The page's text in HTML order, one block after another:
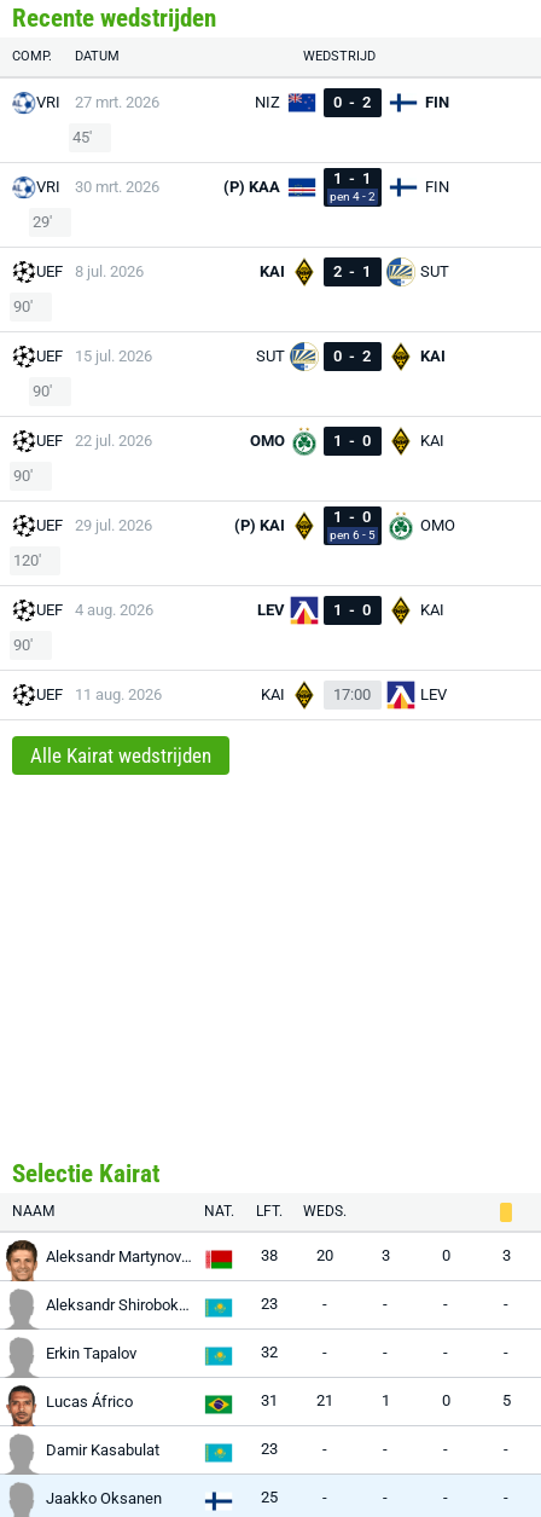
Recente wedstrijden
COMP. DATUM WEDSTRIJD
VRI 27 mrt. 2026 NIZ 0 - 2
FIN
45'
VRI 30 mrt. 2026 (P) KAA 1 - 1
pen 4 - 2
FIN
29'
UEF 8 jul. 2026 KAI 2 - 1
SUT
90'
UEF 15 jul. 2026 SUT 0 - 2
KAI
90'
UEF 22 jul. 2026 OMO 1 - 0
KAI
90'
UEF 29 jul. 2026 (P) KAI 1 - 0
pen 6 - 5
OMO
120'
UEF 4 aug. 2026 LEV 1 - 0
KAI
90'
UEF 11 aug. 2026 KAI 17:00 LEV
Alle Kairat wedstrijden
Selectie Kairat
NAAM NAT. LFT. WEDS.
Aleksandr Martynovich 38 20 3 0 3
Aleksandr Shirobokov 23 - - - -
Erkin Tapalov 32 - - - -
Lucas Áfrico 31 21 1 0 5
Damir Kasabulat 23 - - - -
Jaakko Oksanen 25 - - - -